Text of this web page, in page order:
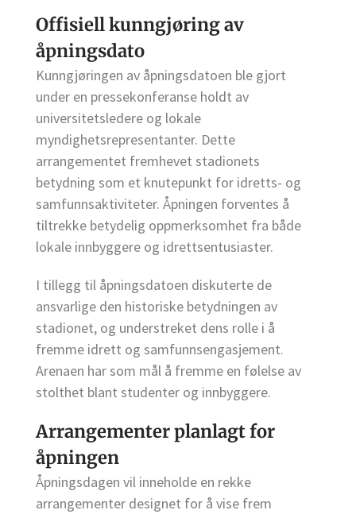
Offisiell kunngjøring av
åpningsdato
Kunngjøringen av åpningsdatoen ble gjort
under en pressekonferanse holdt av
universitetsledere og lokale
myndighetsrepresentanter. Dette
arrangementet fremhevet stadionets
betydning som et knutepunkt for idretts- og
samfunnsaktiviteter. Åpningen forventes å
tiltrekke betydelig oppmerksomhet fra både
lokale innbyggere og idrettsentusiaster.
I tillegg til åpningsdatoen diskuterte de
ansvarlige den historiske betydningen av
stadionet, og understreket dens rolle i å
fremme idrett og samfunnsengasjement.
Arenaen har som mål å fremme en følelse av
stolthet blant studenter og innbyggere.
Arrangementer planlagt for
åpningen
Åpningsdagen vil inneholde en rekke
arrangementer designet for å vise frem